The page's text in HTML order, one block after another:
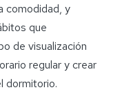
comodidad, y
que
de visualización
regular y crear
dormitorio.